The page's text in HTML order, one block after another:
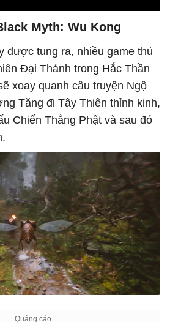
Myth: Wu Kong
được tung ra, nhiều game thủ
Đại Thánh trong Hắc Thần
xoay quanh câu truyện Ngộ
Tăng đi Tây Thiên thỉnh kinh,
Chiến Thắng Phật và sau đó